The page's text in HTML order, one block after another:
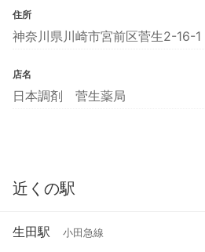
住所
神奈川県川崎市宮前区菅生2-
店名
日本調剤 菅生薬局
近くの駅
生田駅 小田急線